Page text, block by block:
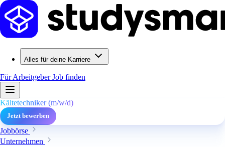
Alles für deine Karriere
Für ArbeitgeberJob finden
Kältetechniker (m/w/d)
Jetzt bewerben
Jobbörse
Unternehmen